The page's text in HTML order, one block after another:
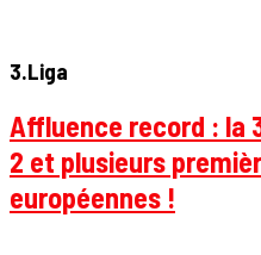
3.Liga
Affluence record : la
2 et plusieurs
européennes !